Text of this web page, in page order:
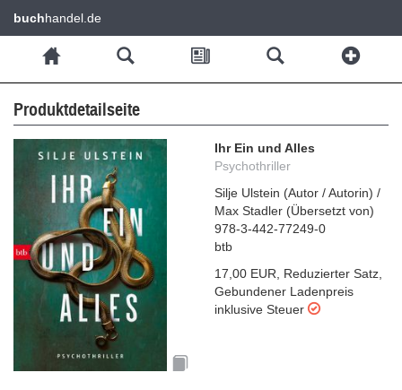
buchhandel.de
Produktdetailseite
Ihr Ein und Alles
Psychothriller
Silje Ulstein (Autor / Autorin) /
Max Stadler (Übersetzt von)
978-3-442-77249-0
btb
17,00 EUR
Reduzierter Satz
Gebundener Ladenpreis
inklusive Steuer